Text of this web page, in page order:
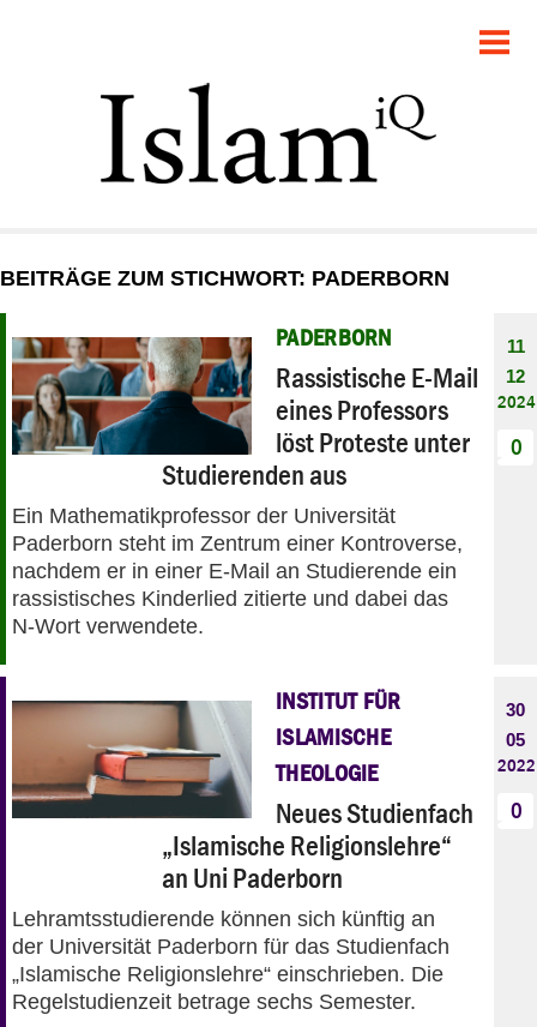
GESELLSCHAFT
STARTSEITE
DEBATTE
PANORAMA
BEITRÄGE ZUM STICHWORT: PADERBORN
PADERBORN
Rassistische E-Mail
eines Professors
löst Proteste unter
Studierenden aus
Ein Mathematikprofessor der Universität
Paderborn steht im Zentrum einer Kontroverse,
nachdem er in einer E-Mail an Studierende ein
rassistisches Kinderlied zitierte und dabei das
N-Wort verwendete.
11
12
2024
0
INSTITUT FÜR
ISLAMISCHE
THEOLOGIE
Neues Studienfach
„Islamische Religionslehre“
an Uni Paderborn
Lehramtsstudierende können sich künftig an
der Universität Paderborn für das Studienfach
„Islamische Religionslehre“ einschrieben. Die
Regelstudienzeit betrage sechs Semester.
30
05
2022
0